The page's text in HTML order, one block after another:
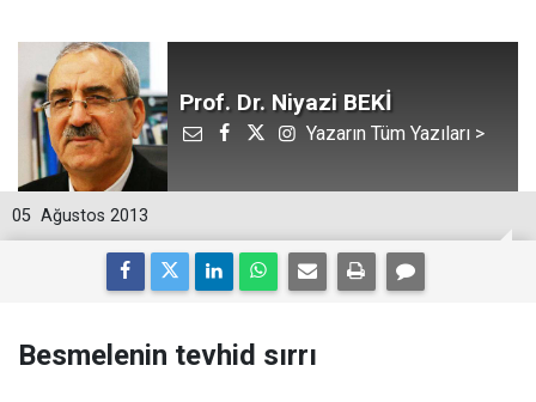
Prof. Dr. Niyazi BEKİ
Yazarın Tüm Yazıları >
05 Ağustos 2013
Besmelenin tevhid sırrı